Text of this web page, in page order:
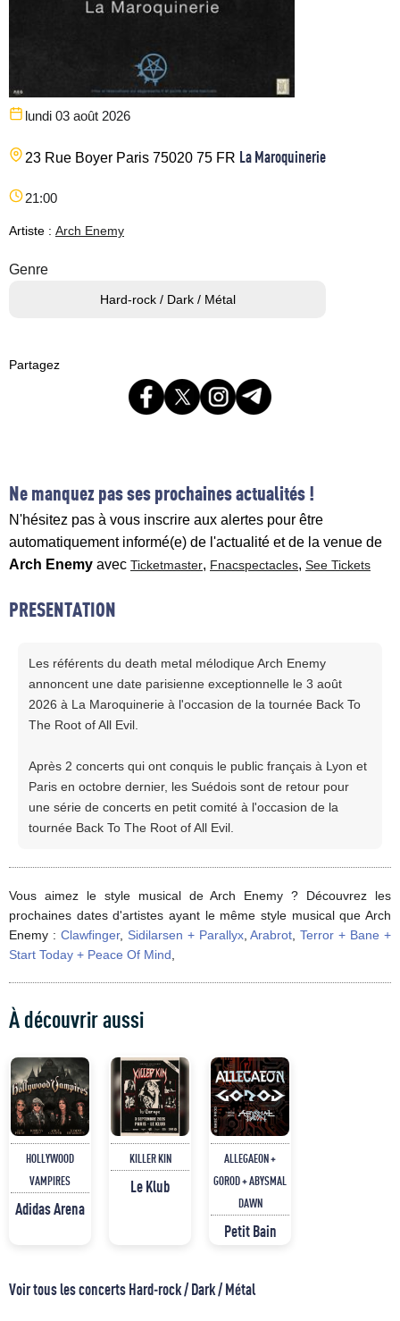
lundi 03 août 2026
23 Rue Boyer Paris 75020 75 FR La Maroquinerie
21:00
Artiste : Arch Enemy
Genre
Hard-rock / Dark / Métal
Partagez
Ne manquez pas ses prochaines actualités !
N'hésitez pas à vous inscrire aux alertes pour être
automatiquement informé(e) de l'actualité et de la venue de
Arch Enemy avec Ticketmaster, Fnacspectacles, See Tickets
PRESENTATION
Les référents du death metal mélodique Arch Enemy
annoncent une date parisienne exceptionnelle le 3 août
2026 à La Maroquinerie à l'occasion de la tournée Back To
The Root of All Evil.
Après 2 concerts qui ont conquis le public français à Lyon et
Paris en octobre dernier, les Suédois sont de retour pour
une série de concerts en petit comité à l'occasion de la
tournée Back To The Root of All Evil.
Vous aimez le style musical de Arch Enemy ? Découvrez les
prochaines dates d'artistes ayant le même style musical que Arch
Enemy : Clawfinger, Sidilarsen + Parallyx,Arabrot ,Terror + Bane +
Start Today + Peace Of Mind
À découvrir aussi
HOLLYWOOD
VAMPIRES
Adidas Arena
KILLER KIN
Le Klub
ALLEGAEON +
GOROD + ABYSMAL
DAWN
Petit Bain
Voir tous les concerts Hard-rock / Dark / Métal